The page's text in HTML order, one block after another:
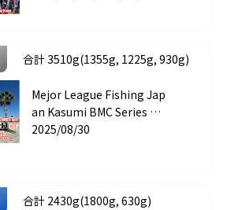
合計 3510g(1355g, 1225g, 930g)
Mejor League Fishing Jap
an Kasumi BMC Series ST
AGE 4 RAID JAPAN CUP
2025/08/30
合計 2430g(1800g, 630g)